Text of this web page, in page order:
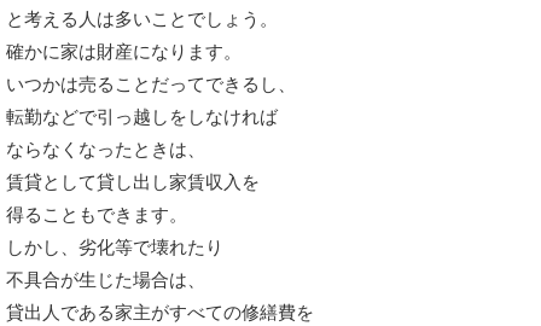
と考える人は多いことでしょう。
確かに家は財産になります。
いつかは売ることだってできるし、
転勤などで引っ越しをしなければ
ならなくなったときは、
賃貸として貸し出し家賃収入を
得ることもできます。
しかし、劣化等で壊れたり
不具合が生じた場合は、
貸出人である家主がすべての修繕費を